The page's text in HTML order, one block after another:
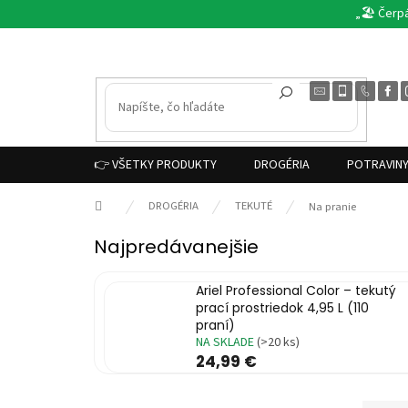
na
„🏖️
👉 VŠETKY PRODUKTY DROGÉRIA POTRAVINY
Domov DROGÉRIA TEKUTÉ Na pranie
Najpredávanejšie
Ariel Professional Color – tekutý
prací prostriedok 4,95 L (110
praní)
NA SKLADE(>20 ks)
24,99 €